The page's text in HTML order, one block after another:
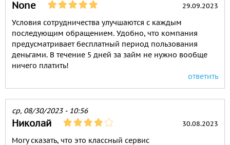
None 29.09.2023
Условия сотрудничества улучшаются с каждым
последующим обращением. Удобно, что компания
предусматривает бесплатный период пользования
деньгами. В течение 5 дней за займ не нужно вообще
ничего платить!
ответить
ср, 08/30/2023 - 10:56
Николай 30.08.2023
Могу сказать, что это классный сервис